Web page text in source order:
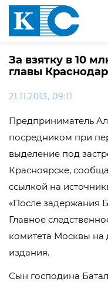
За взятку в 10
главы
21.11.2013, 09:11
Предприниматель
посредником при
выделение под
Красноярске,
ссылкой на
«После задержания
Главное
комитета Москвы на
издания.
Сын господина